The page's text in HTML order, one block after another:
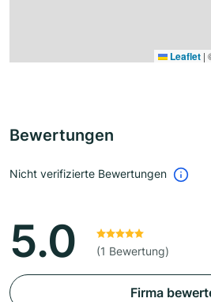
Leaflet |
Bewertungen
Nicht verifizierte Bewertungen
5.0 (1 Bewertung)
Firma